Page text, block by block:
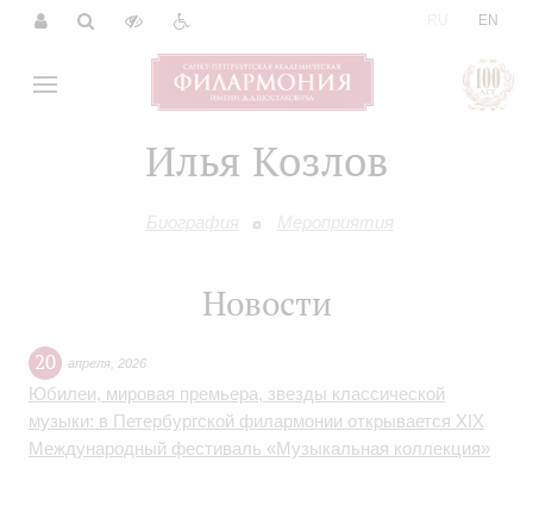
EN
Илья Козлов
Биография Мероприятия
Новости
20 апреля 2026
Юбилеи, мировая премьера, звезды классической
музыки: в Петербургской филармонии открывается XIX
Международный фестиваль «Музыкальная коллекция»